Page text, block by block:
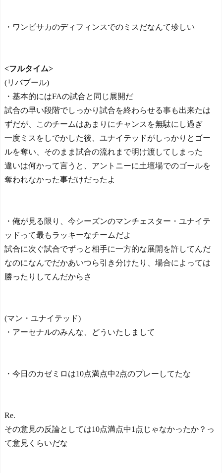
・ワンビサカのディフィンスでのミスだなんて珍しい
<フルタイム>
(リバプール)
・基本的にはFAの試合と同じ展開だ
試合の早い段階でしっかり試合を終わらせる事も出来たは
ずだが、このチームはあまりにチャンスを無駄にし過ぎ
一度ミスをしでかした後、ユナイテッドがしっかりとゴー
ルを奪い、そのまま試合の流れまで明け渡してしまった
違いは何かって言うと、アントニーに土壇場でのゴールを
奪われなかった事だけだったよ
・俺が見る限り、今シーズンのマンチェスター・ユナイテ
ッドって最もラッキーなチームだよ
試合に次ぐ試合でずっと相手に一方的な展開を許してんだ
なのになんでだかあいつら引き分けたり、場合によっては
勝ったりしてんだからさ
(マン・ユナイテッド)
・アーセナルのみんな、どういたしまして
・今日のカゼミロは10点満点中2点のプレーしてたな
Re.
その意見の反論としては10点満点中1点じゃなかったか？っ
て意見くらいだな